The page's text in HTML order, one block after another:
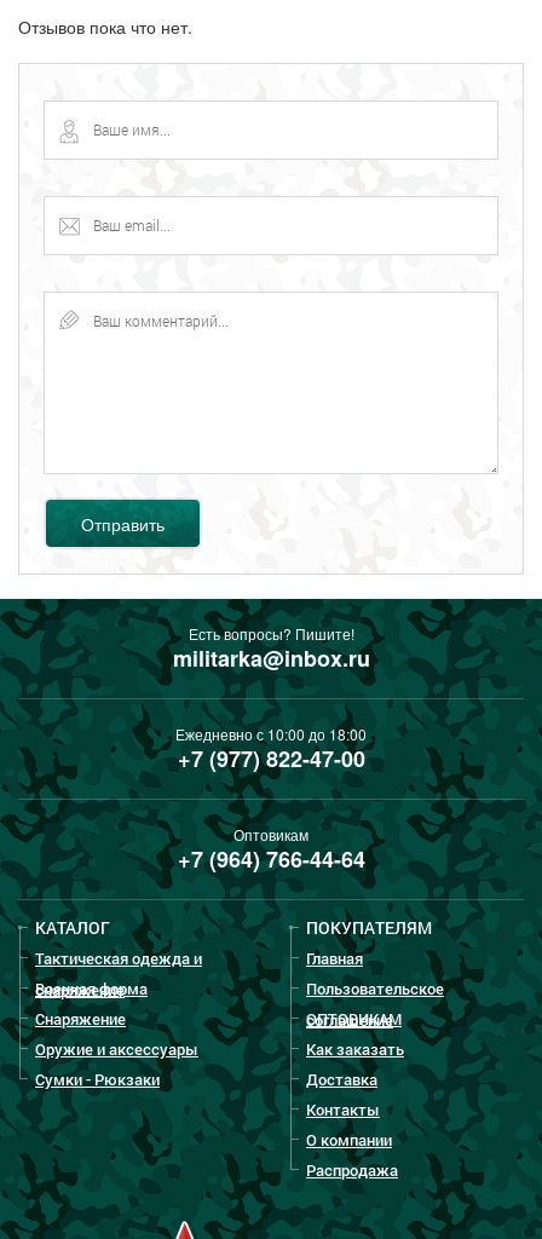
Отзывов пока что нет.
Отправить
Есть вопросы? Пишите!
militarka@inbox.ru
Ежедневно с 10:00 до 18:00
+7 (977) 822-47-00
Оптовикам
+7 (964) 766-44-64
КАТАЛОГ
Тактическая одежда и
снаряжение
Военная форма
Снаряжение
Оружие и аксессуары
Сумки - Рюкзаки
ПОКУПАТЕЛЯМ
Главная
Пользовательское
соглашение
ОПТОВИКАМ
Как заказать
Доставка
Контакты
О компании
Распродажа